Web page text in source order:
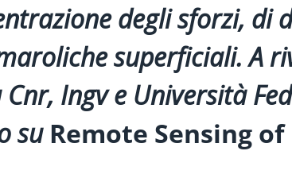
degli sforzi, di
superficiali. A
Ingv e Università
su Remote Sensing